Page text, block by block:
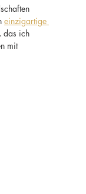
einzigartige
das ich
mit